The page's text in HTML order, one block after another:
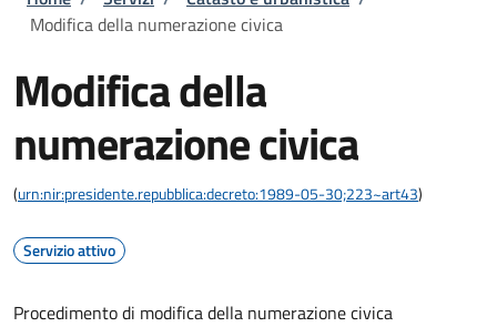
Modifica della numerazione civica
Modifica della
numerazione civica
(urn:nir:presidente.repubblica:decreto:1989-05-30;223~art43)
Servizio attivo
Procedimento di modifica della numerazione civica